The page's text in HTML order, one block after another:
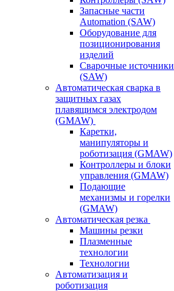
Запасные части
Automation (SAW)
Оборудование для
позиционирования
изделий
Сварочные источники
(SAW)
Автоматическая сварка в
защитных газах
плавящимся электродом
(GMAW)
Каретки,
манипуляторы и
роботизация (GMAW)
Контроллеры и блоки
управления (GMAW)
Подающие
механизмы и горелки
(GMAW)
Автоматическая резка
Машины резки
Плазменные
технологии
Технологии
Автоматизация и
роботизация